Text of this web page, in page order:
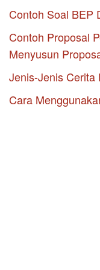
Contoh Soal BEP
Contoh Proposal
Menyusun
Jenis-Jenis Cerita
Cara